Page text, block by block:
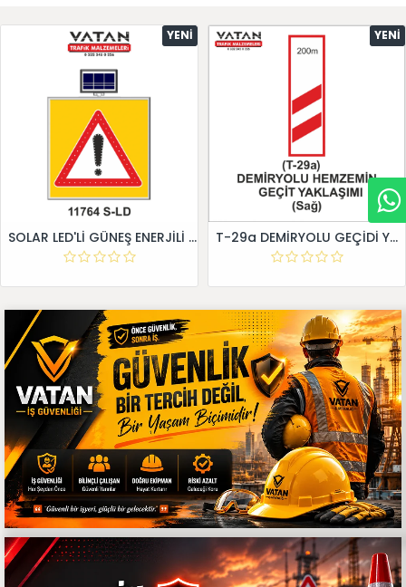
YENI
SOLAR LED'Lİ GÜNEŞ ENERJİLİ LEVHA
YENI
T-29a DEMİRYOLU GEÇİDİ YAKLAŞIM LEVHALARI (Sağ)